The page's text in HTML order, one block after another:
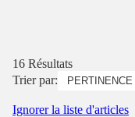
16 Résultats
Trier par:
Ignorer la liste d'articles